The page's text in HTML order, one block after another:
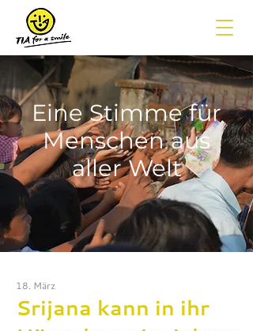
Eine Stimme für
Menschen aus
aller Welt
Srijana kann in ihr
18. März